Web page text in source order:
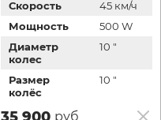
Скорость
45 км/ч
Мощность
500 W
Диаметр
колес
10 "
Размер
колёс
10 "
руб